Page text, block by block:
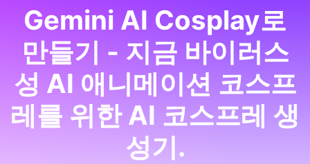
Gemini AI Cosplay로
만들기 - 지금 바이러스
성 AI 애니메이션 코스프
레를 위한 AI 코스프레 생
성기.